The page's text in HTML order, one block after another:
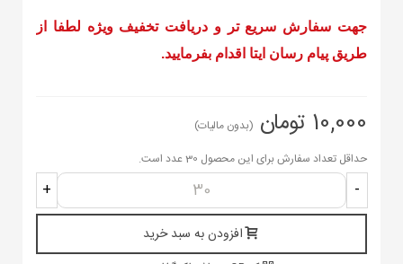
جهت سفارش سریع تر و دریافت تخفیف ویژه لطفا از
طریق پیام رسان ایتا اقدام بفرمایید.
10,000 تومان
(بدون مالیات)
حداقل تعداد سفارش برای این محصول 30 عدد است.
-
+
افزودن به سبد خرید